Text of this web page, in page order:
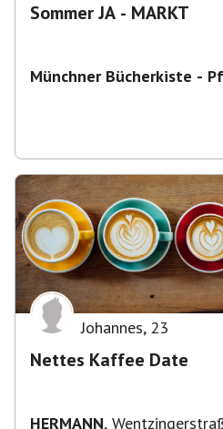
Sommer JA - MARKT
Münchner Bücherkiste -
Johannes, 23
Nettes Kaffee Date
HERMANN,